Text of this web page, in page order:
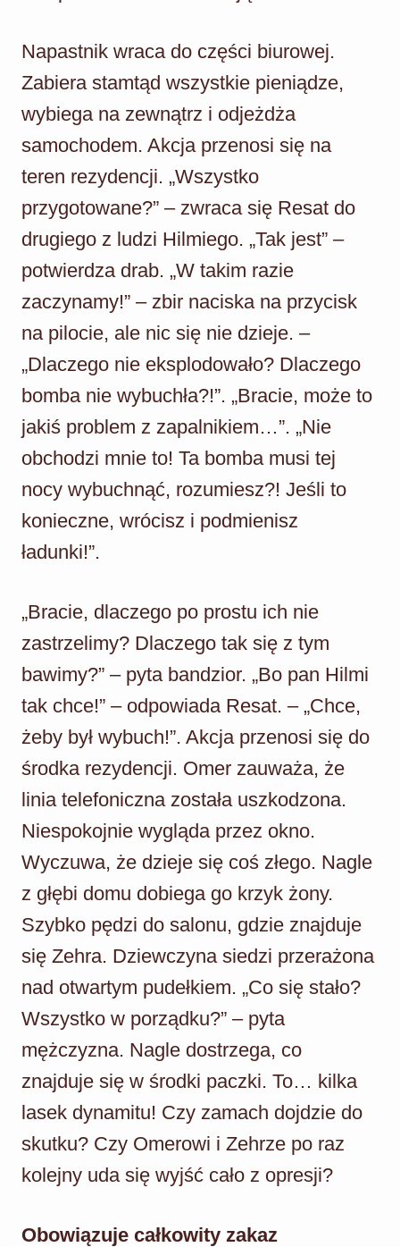
Napastnik wraca do części biurowej.
Zabiera stamtąd wszystkie pieniądze,
wybiega na zewnątrz i odjeżdża
samochodem. Akcja przenosi się na
teren rezydencji. „Wszystko
przygotowane?” – zwraca się Resat do
drugiego z ludzi Hilmiego. „Tak jest” –
potwierdza drab. „W takim razie
zaczynamy!” – zbir naciska na przycisk
na pilocie, ale nic się nie dzieje. –
„Dlaczego nie eksplodowało? Dlaczego
bomba nie wybuchła?!”. „Bracie, może to
jakiś problem z zapalnikiem…”. „Nie
obchodzi mnie to! Ta bomba musi tej
nocy wybuchnąć, rozumiesz?! Jeśli to
konieczne, wrócisz i podmienisz
ładunki!”.
„Bracie, dlaczego po prostu ich nie
zastrzelimy? Dlaczego tak się z tym
bawimy?” – pyta bandzior. „Bo pan Hilmi
tak chce!” – odpowiada Resat. – „Chce,
żeby był wybuch!”. Akcja przenosi się do
środka rezydencji. Omer zauważa, że
linia telefoniczna została uszkodzona.
Niespokojnie wygląda przez okno.
Wyczuwa, że dzieje się coś złego. Nagle
z głębi domu dobiega go krzyk żony.
Szybko pędzi do salonu, gdzie znajduje
się Zehra. Dziewczyna siedzi przerażona
nad otwartym pudełkiem. „Co się stało?
Wszystko w porządku?” – pyta
mężczyzna. Nagle dostrzega, co
znajduje się w środki paczki. To… kilka
lasek dynamitu! Czy zamach dojdzie do
skutku? Czy Omerowi i Zehrze po raz
kolejny uda się wyjść cało z opresji?
Obowiązuje całkowity zakaz